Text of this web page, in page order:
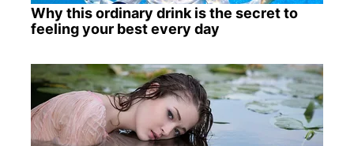
Why this ordinary drink is the secret to
feeling your best every day